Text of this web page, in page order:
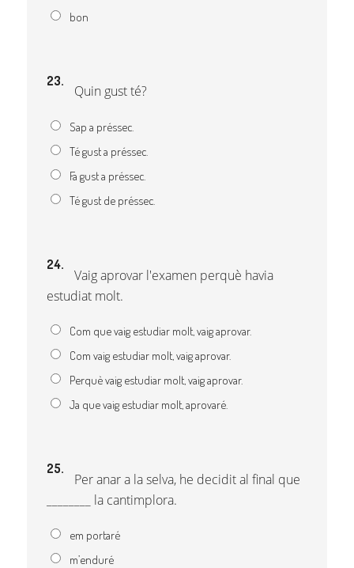
bon
23.
Quin gust té?
Sap a préssec.
Té gust a préssec.
Fa gust a préssec.
Té gust de préssec.
24.
Vaig aprovar l'examen perquè havia
estudiat molt.
Com que vaig estudiar molt, vaig aprovar.
Com vaig estudiar molt, vaig aprovar.
Perquè vaig estudiar molt, vaig aprovar.
Ja que vaig estudiar molt, aprovaré.
25.
Per anar a la selva, he decidit al final que
________ la cantimplora.
em portaré
m’enduré